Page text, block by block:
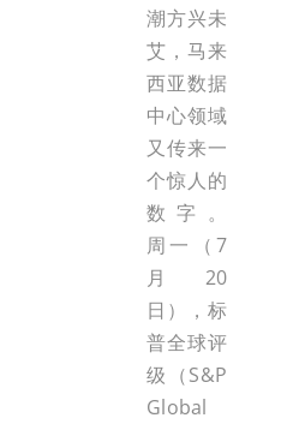
潮方兴未
艾，马来
西亚数据
中心领域
又传来一
个惊人的
数字。
周一（7
月20
日），标
普全球评
级（S&P
Global